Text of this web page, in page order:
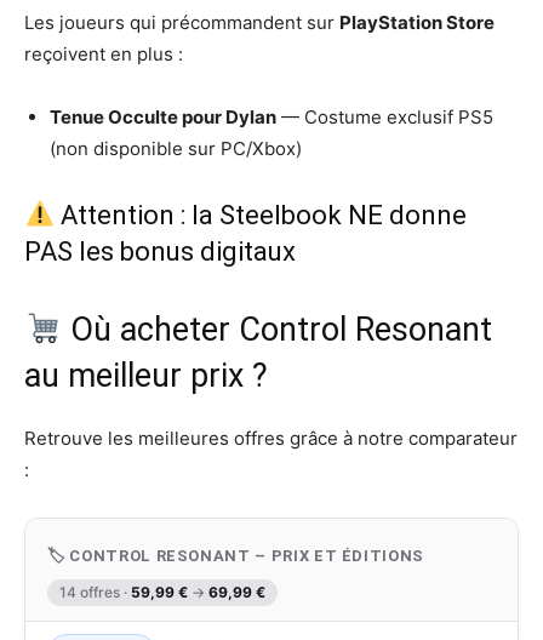
Les joueurs qui précommandent sur PlayStation Store
reçoivent en plus :
Tenue Occulte pour Dylan — Costume exclusif PS5
(non disponible sur PC/Xbox)
Attention : la Steelbook NE donne
PAS les bonus digitaux
Où acheter Control Resonant
au meilleur prix ?
Retrouve les meilleures offres grâce à notre comparateur
:
🏷 CONTROL RESONANT – PRIX ET ÉDITIONS
14 offres · 59,99 € → 69,99 €